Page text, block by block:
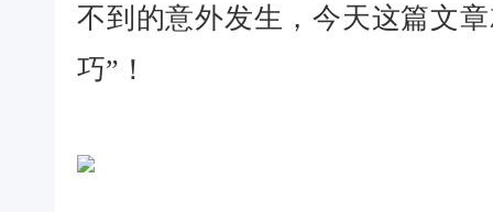
不到的意外发生，今天这篇文
巧”！